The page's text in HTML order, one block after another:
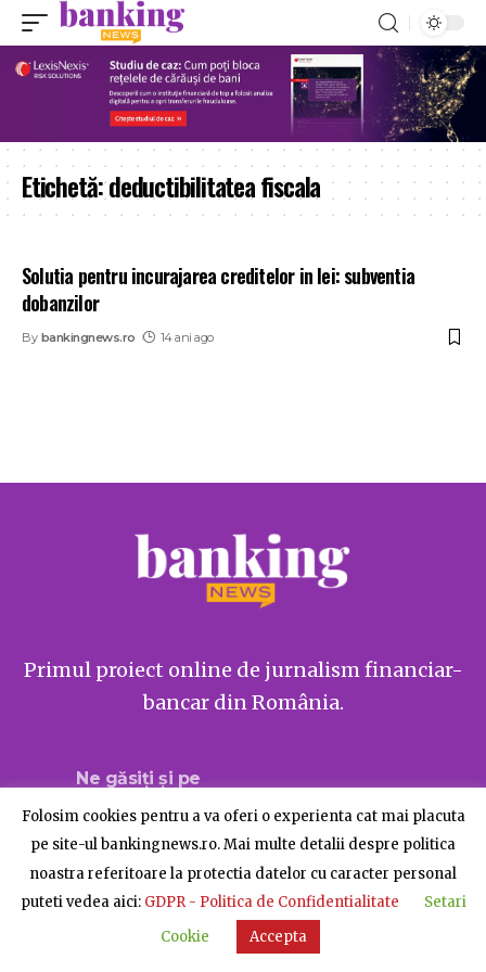
Etichetă:deductibilitatea fiscala
Solutia pentru incurajarea creditelor in lei: subventia
dobanzilor
By bankingnews.ro 14 ani ago
Primul proiect online de jurnalism financiar-
bancar din România.
Ne găsiți și pe
© BankingNews - Toate drepturile rezervate
Despre BankingNews Contact Publicitate
Folosim cookies pentru a va oferi o experienta cat mai placuta
pe site-ul bankingnews.ro. Mai multe detalii despre politica
noastra referitoare la protectia datelor cu caracter personal
puteti vedea aici: GDPR - Politica de Confidentialitate
Setari
Cookie
Accepta